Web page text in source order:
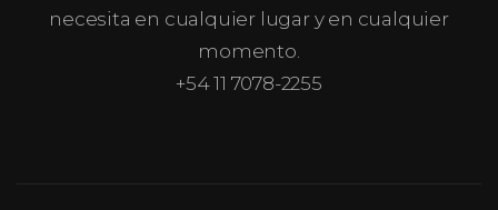
necesita en cualquier lugar y en cualquier
momento.
+54 11 7078-2255